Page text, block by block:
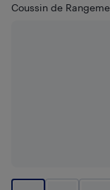
Coussin de